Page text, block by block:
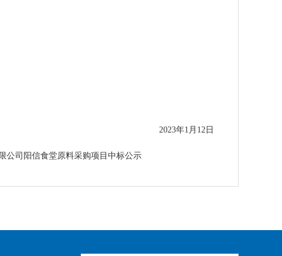
2023年1月12日
公司阳信食堂原料采购项目中标公示